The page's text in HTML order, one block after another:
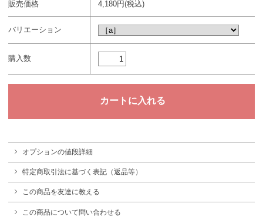
販売価格 4,180円(税込)
バリエーション
購入数
オプションの値段詳細
特定商取引法に基づく表記（返品等）
この商品を友達に教える
この商品について問い合わせる